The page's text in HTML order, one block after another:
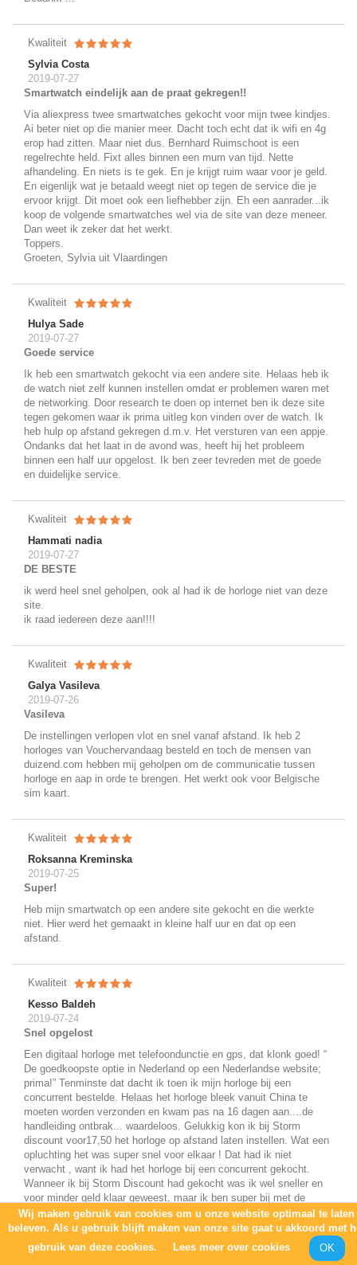
Kwaliteit
Sylvia Costa
2019-07-27
Smartwatch eindelijk aan de praat gekregen!!
Via aliexpress twee smartwatches gekocht voor mijn twee kindjes.
Ai beter niet op die manier meer. Dacht toch echt dat ik wifi en 4g
erop had zitten. Maar niet dus. Bernhard Ruimschoot is een
regelrechte held. Fixt alles binnen een mum van tijd. Nette
afhandeling. En niets is te gek. En je krijgt ruim waar voor je geld.
En eigenlijk wat je betaald weegt niet op tegen de service die je
ervoor krijgt. Dit moet ook een liefhebber zijn. Eh een aanrader...ik
koop de volgende smartwatches wel via de site van deze meneer.
Dan weet ik zeker dat het werkt.
Toppers.
Groeten, Sylvia uit Vlaardingen
Kwaliteit
Hulya Sade
2019-07-27
Goede service
Ik heb een smartwatch gekocht via een andere site. Helaas heb ik
de watch niet zelf kunnen instellen omdat er problemen waren met
de networking. Door research te doen op internet ben ik deze site
tegen gekomen waar ik prima uitleg kon vinden over de watch. Ik
heb hulp op afstand gekregen d.m.v. Het versturen van een appje.
Ondanks dat het laat in de avond was, heeft hij het probleem
binnen een half uur opgelost. Ik ben zeer tevreden met de goede
en duidelijke service.
Kwaliteit
Hammati nadia
2019-07-27
DE BESTE
ik werd heel snel geholpen, ook al had ik de horloge niet van deze
site.
ik raad iedereen deze aan!!!!
Kwaliteit
Galya Vasileva
2019-07-26
Vasileva
De instellingen verlopen vlot en snel vanaf afstand. Ik heb 2
horloges van Vouchervandaag besteld en toch de mensen van
duizend.com hebben mij geholpen om de communicatie tussen
horloge en aap in orde te brengen. Het werkt ook voor Belgische
sim kaart.
Kwaliteit
Roksanna Kreminska
2019-07-25
Super!
Heb mijn smartwatch op een andere site gekocht en die werkte
niet. Hier werd het gemaakt in kleine half uur en dat op een
afstand.
Kwaliteit
Kesso Baldeh
2019-07-24
Snel opgelost
Een digitaal horloge met telefoondunctie en gps, dat klonk goed! “
De goedkoopste optie in Nederland op een Nederlandse website;
prima!” Tenminste dat dacht ik toen ik mijn horloge bij een
concurrent bestelde. Helaas het horloge bleek vanuit China te
moeten worden verzonden en kwam pas na 16 dagen aan....de
handleiding ontbrak... waardeloos. Gelukkig kon ik bij Storm
discount voor17,50 het horloge op afstand laten instellen. Wat een
opluchting het was super snel voor elkaar ! Dat had ik niet
verwacht , want ik had het horloge bij een concurrent gekocht.
Wanneer ik bij Storm Discount had gekocht was ik wel sneller en
voor minder geld klaar geweest, maar ik ben super bij met de
service die ik gier kreeg , zonder hulp was het me niet gelukt het
horloge werkend te krijgen. Tip: Niet twijfelen, het is het geld meer
dan waard !
Wij maken gebruik van cookies om u onze website optimaal te laten
beleven. Als u gebruik blijft maken van onze site gaat u akkoord met
gebruik van deze cookies.
Lees meer over cookies OK